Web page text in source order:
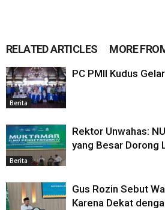
RELATED ARTICLES MORE
Berita
PC PMII Kudus
Berita
Rektor Unwahas:
yang Besar Dorong
Gus Rozin Sebut
Karena Dekat